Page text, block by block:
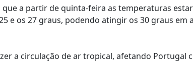
a partir de quinta-feira as temperaturas
e os 27 graus, podendo atingir os 30 graus em
a circulação de ar tropical, afetando Portugal